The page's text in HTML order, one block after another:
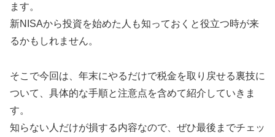
ます。
新NISAから投資を始めた人も知っておくと役立つ時が来
るかもしれません。
そこで今回は、年末にやるだけで税金を取り戻せる裏技に
ついて、具体的な手順と注意点を含めて紹介していきま
す。
知らない人だけが損する内容なので、ぜひ最後までチェッ